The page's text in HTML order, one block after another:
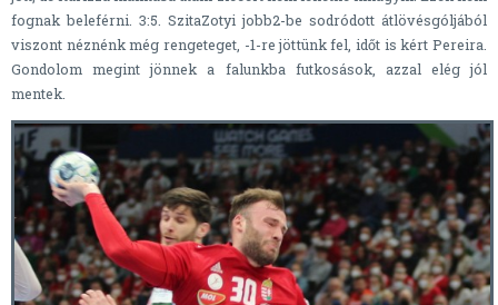
fognak beleférni. 3:5. SzitaZotyi jobb2-be sodródott átlövésgóljából
viszont néznénk még rengeteget, -1-re jöttünk fel, időt is kért Pereira.
Gondolom megint jönnek a falunkba futkosások, azzal elég jól
mentek.